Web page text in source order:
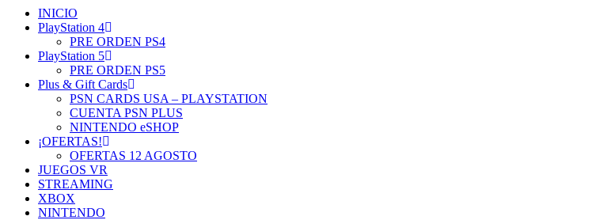
INICIO
PlayStation 4
PRE ORDEN PS4
PlayStation 5
PRE ORDEN PS5
Plus & Gift Cards
PSN CARDS USA – PLAYSTATION
CUENTA PSN PLUS
NINTENDO eSHOP
¡OFERTAS!
OFERTAS 12 AGOSTO
JUEGOS VR
STREAMING
XBOX
NINTENDO